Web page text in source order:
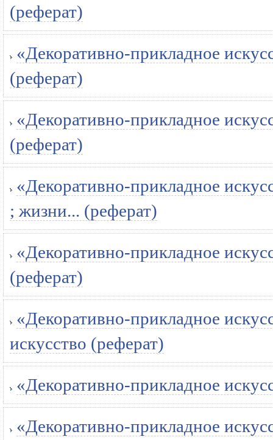
(реферат)
«Декоративно-прикладное
(реферат)
«Декоративно-прикладное
(реферат)
«Декоративно-прикладное
; жизни... (реферат)
«Декоративно-прикладное
(реферат)
«Декоративно-прикладное
искусство (реферат)
«Декоративно-прикладное
«Декоративно-прикладное